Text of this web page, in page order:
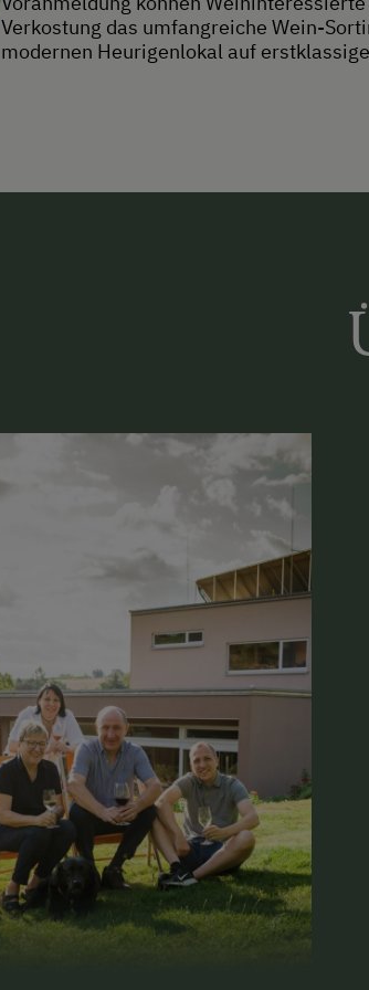
Verkostung das umfangreiche Wein-
modernen Heurigenlokal auf